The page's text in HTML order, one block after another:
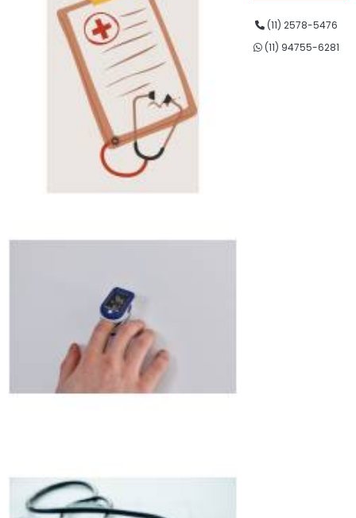
clínica saúde
ocupacional
(11) 2578-5476
(11) 94755-6281